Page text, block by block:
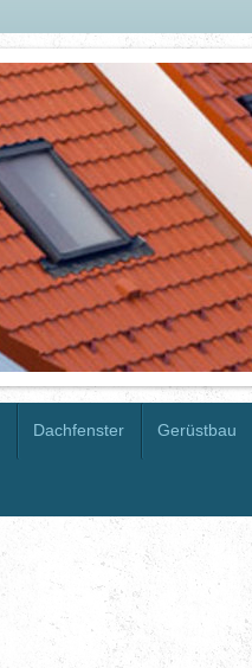
Dachfenster Gerüstbau